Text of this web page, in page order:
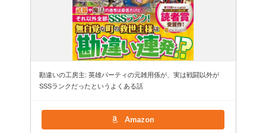
勘違いの工房主: 英雄パーティの元雑用係が、実は戦闘以外が
SSSランクだったというよくある話
Amazon